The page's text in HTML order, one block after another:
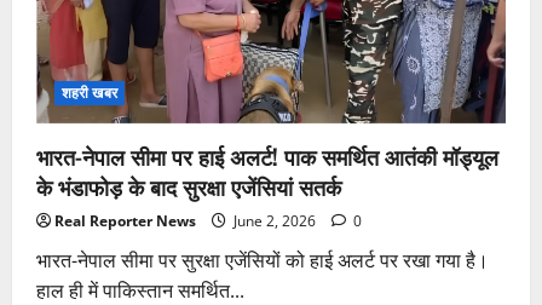
शामिल
होंगे
मुख्यमंत्री
योगी
शहरी खबर
भारत-नेपाल सीमा पर हाई अलर्ट! पाक समर्थित आतंकी मॉड्यूल
के भंडाफोड़ के बाद सुरक्षा एजेंसियां सतर्क
Real Reporter News June 2, 2026 0
भारत-नेपाल सीमा पर सुरक्षा एजेंसियों को हाई अलर्ट पर रखा गया है।
हाल ही में पाकिस्तान समर्थित...